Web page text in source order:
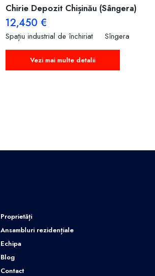
Chirie Depozit Chișinău (Sângera)
12,450 €
Spațiu industrial de închiriat Sîngera
Vezi mai multe detalii
Proprietăți
Ansambluri rezidențiale
Echipa
Blog
Contact